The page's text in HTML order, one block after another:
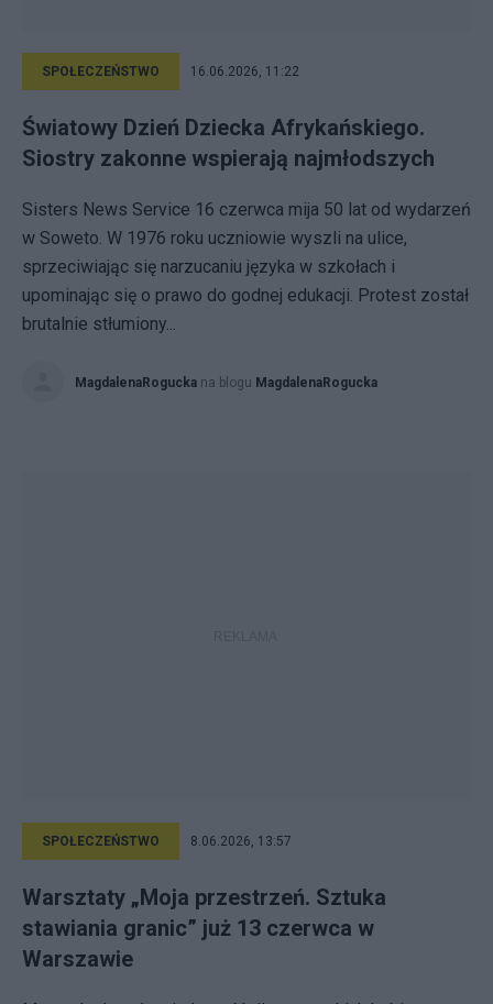
SPOŁECZEŃSTWO 16.06.2026, 11:22
Światowy Dzień Dziecka Afrykańskiego.
Siostry zakonne wspierają najmłodszych
Sisters News Service 16 czerwca mija 50 lat od wydarzeń
w Soweto. W 1976 roku uczniowie wyszli na ulice,
sprzeciwiając się narzucaniu języka w szkołach i
upominając się o prawo do godnej edukacji. Protest został
brutalnie stłumiony...
MagdalenaRogucka na blogu MagdalenaRogucka
SPOŁECZEŃSTWO 8.06.2026, 13:57
Warsztaty „Moja przestrzeń. Sztuka
stawiania granic” już 13 czerwca w
Warszawie